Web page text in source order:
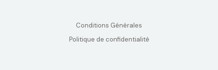
Conditions Générales
Politique de confidentialité